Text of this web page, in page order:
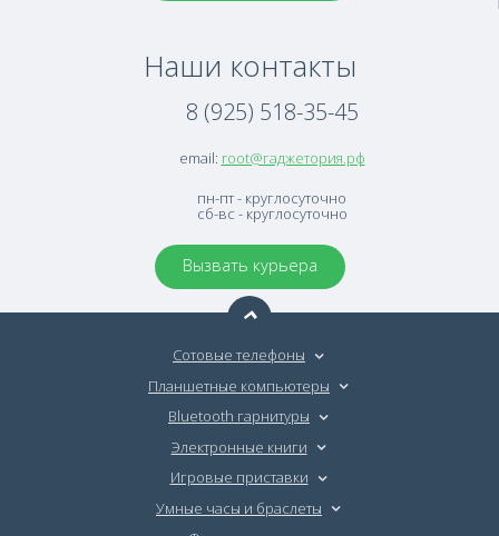
Наши контакты
8 (925) 518-35-45
email: root@гаджетория.рф
пн-пт - круглосуточно
сб-вс - круглосуточно
Вызвать курьера
Сотовые телефоны
Планшетные компьютеры
Bluetooth гарнитуры
Электронные книги
Игровые приставки
Умные часы и браслеты